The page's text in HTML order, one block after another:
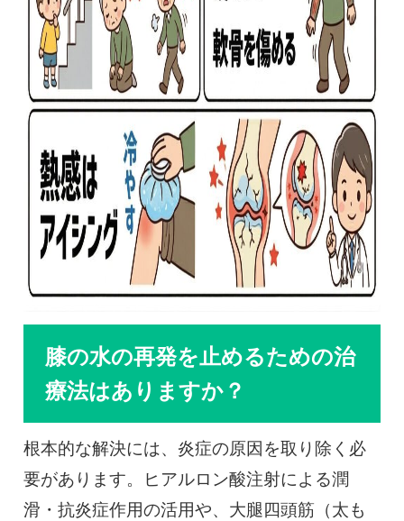
膝の水の再発を止めるための治
療法はありますか？
根本的な解決には、炎症の原因を取り除く必
要があります。ヒアルロン酸注射による潤
滑・抗炎症作用の活用や、大腿四頭筋（太も